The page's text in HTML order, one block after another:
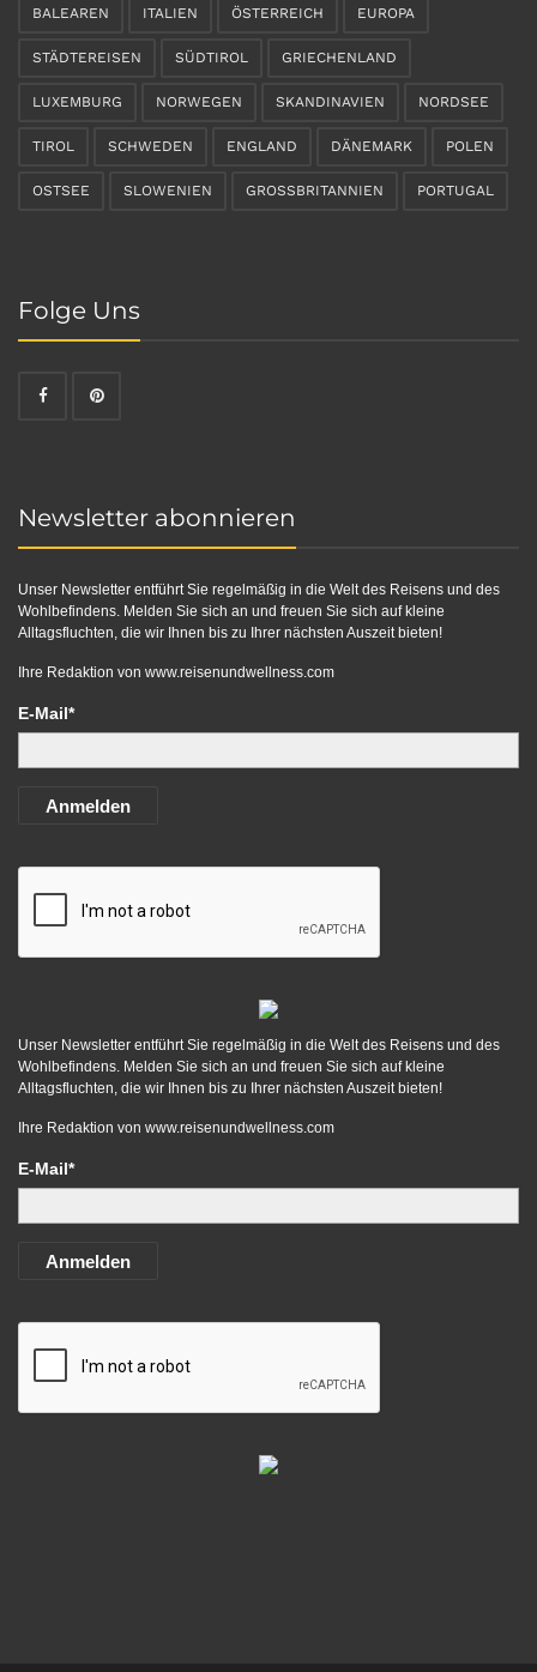
BALEAREN ITALIEN ÖSTERREICH EUROPA
STÄDTEREISEN SÜDTIROL GRIECHENLAND
LUXEMBURG NORWEGEN SKANDINAVIEN NORDSEE
TIROL SCHWEDEN ENGLAND DÄNEMARK POLEN
OSTSEE SLOWENIEN GROSSBRITANNIEN PORTUGAL
Folge Uns
Newsletter abonnieren
Unser Newsletter entführt Sie regelmäßig in die Welt des Reisens und des
Wohlbefindens. Melden Sie sich an und freuen Sie sich auf kleine
Alltagsfluchten, die wir Ihnen bis zu Ihrer nächsten Auszeit bieten!
Ihre Redaktion von www.reisenundwellness.com
E-Mail*
Anmelden
Unser Newsletter entführt Sie regelmäßig in die Welt des Reisens und des
Wohlbefindens. Melden Sie sich an und freuen Sie sich auf kleine
Alltagsfluchten, die wir Ihnen bis zu Ihrer nächsten Auszeit bieten!
Ihre Redaktion von www.reisenundwellness.com
E-Mail*
Anmelden